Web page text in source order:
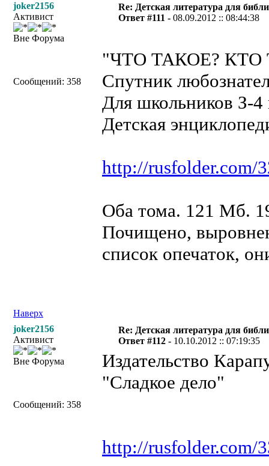
joker2156
Активист
Вне Форума
Сообщений: 358
Re: Детская литература для
Ответ #111 -08.09.2012 :: 08:44:38
"ЧТО ТАКОЕ? КТО
Спутник
Для школьников З-4
Детская
http://rusfolder.com/
Оба тома. 121 Мб.
Почищено,
список опечаток,
Наверх
joker2156
Активист
Вне Форума
Сообщений: 358
Re: Детская литература для
Ответ #112 - 10.10.2012 :: 07:19:35
Издательство
"Сладкое дело"
http://rusfolder.com/